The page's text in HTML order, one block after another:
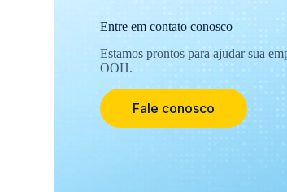
Entre em contato conosco
Estamos prontos para ajudar sua
OOH.
Fale conosco